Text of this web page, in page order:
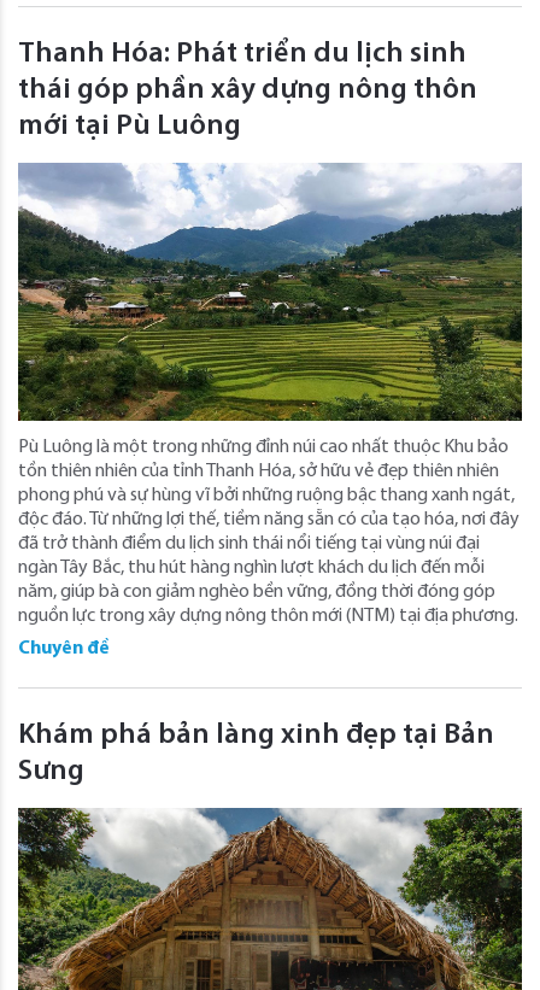
Thanh Hóa: Phát triển du lịch sinh
thái góp phần xây dựng nông thôn
mới tại Pù Luông
Pù Luông là một trong những đỉnh núi cao nhất thuộc Khu bảo
tồn thiên nhiên của tỉnh Thanh Hóa, sở hữu vẻ đẹp thiên nhiên
phong phú và sự hùng vĩ bởi những ruộng bậc thang xanh ngát,
độc đáo. Từ những lợi thế, tiềm năng sẵn có của tạo hóa, nơi đây
đã trở thành điểm du lịch sinh thái nổi tiếng tại vùng núi đại
ngàn Tây Bắc, thu hút hàng nghìn lượt khách du lịch đến mỗi
năm, giúp bà con giảm nghèo bền vững, đồng thời đóng góp
nguồn lực trong xây dựng nông thôn mới (NTM) tại địa phương.
Chuyên đề
Khám phá bản làng xinh đẹp tại Bản
Sưng